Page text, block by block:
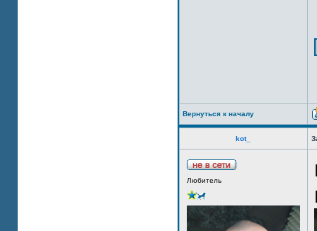
Вернуться к началу
kot_
Любитель